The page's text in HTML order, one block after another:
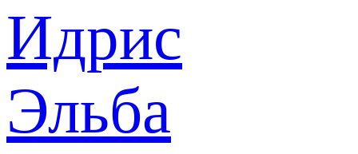
Идрис
Эльба